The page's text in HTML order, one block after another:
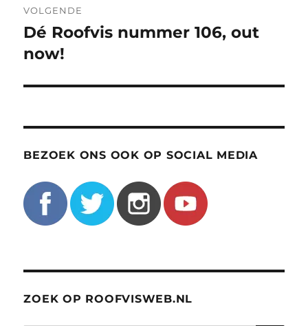
VOLGENDE
Volgend
bericht:
Dé Roofvis nummer 106, out
now!
BEZOEK ONS OOK OP SOCIAL MEDIA
ZOEK OP ROOFVISWEB.NL